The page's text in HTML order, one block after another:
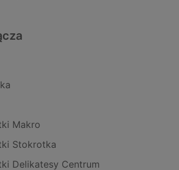
Makro
Stokrotka
Delikatesy Centrum